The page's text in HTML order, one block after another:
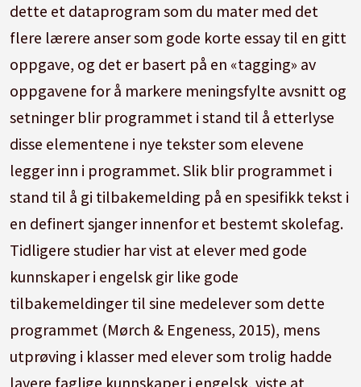
dette et dataprogram som du mater med det
flere lærere anser som gode korte essay til en gitt
oppgave, og det er basert på en «tagging» av
oppgavene for å markere meningsfylte avsnitt og
setninger blir programmet i stand til å etterlyse
disse elementene i nye tekster som elevene
legger inn i programmet. Slik blir programmet i
stand til å gi tilbakemelding på en spesifikk tekst i
en definert sjanger innenfor et bestemt skolefag.
Tidligere studier har vist at elever med gode
kunnskaper i engelsk gir like gode
tilbakemeldinger til sine medelever som dette
programmet (Mørch & Engeness, 2015), mens
utprøving i klasser med elever som trolig hadde
lavere faglige kunnskaper i engelsk, viste at